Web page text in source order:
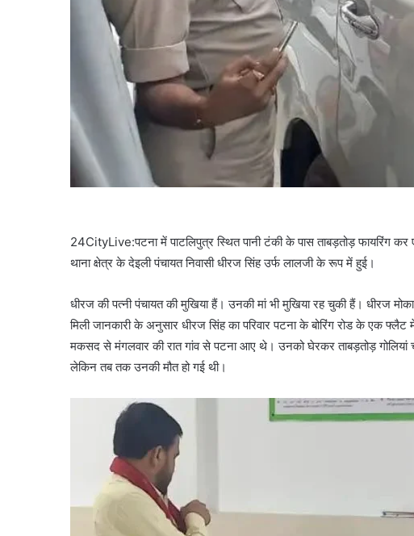
24CityLive:पटना में पाटलिपुत्र स्‍थ‍ित पानी टंकी के पास ताबड़तोड़ फायरिंग
थाना क्षेत्र के देइली पंचायत निवासी धीरज सिंह उर्फ लालजी के रूप में हुई।
धीरज की पत्‍नी पंचायत की मुखिया हैं। उनकी मां भी मुखिया रह चुकी हैं। धीरज
मिली जानकारी के अनुसार धीरज सिंह का परिवार पटना के बोरिंग रोड के एक
मकसद से मंगलवार की रात गांव से पटना आए थे। उनको घेरकर ताबड़तोड़
लेकिन तब तक उनकी मौत हो गई थी।